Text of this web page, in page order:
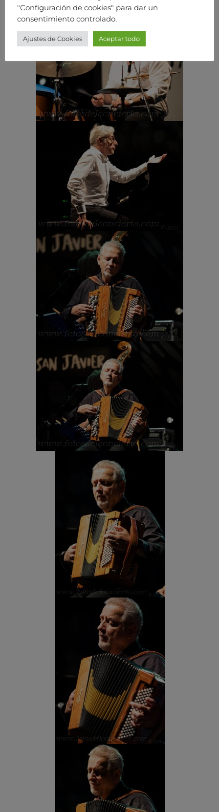
"Configuración de cookies" para dar un
consentimiento controlado.
Ajustes de Cookies Aceptar todo